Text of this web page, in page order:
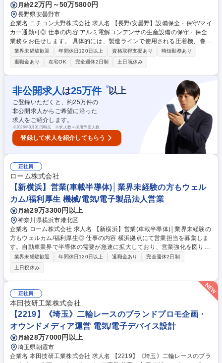
月給22万円～50万5800円
長野県安曇野市
企業名 ニチコン大野株式会社 求人名 【長野/安曇野】設備保全・保守/マイ
カー通勤可◎ 仕事の内容 アルミ電解コンデンサの生産設備の保守・保全
業務をお任せします。 具体的には、製造ラインで使用される圧着機、巻取
機、乾燥炉、検査装置など各種生産設備の定期点検・メンテナンスを担当
していただきます。設備トラブル発生時の原因分析や復旧対応、部品交
換・修理計画の立案、外部業者との調整、設備改善・自動化提案なども行
います。生産技術・品質管理・製造部門と連携しながら、生産効率と品質
の安定を両立させるための設備保全活動を進めていただきます。※建物の
改変は伴わない 募集職種 【長野/安曇野】設備保全・保守/マイカー通勤可
◎
業界未経験歓迎 年間休日120日以上 資格取得支援あり
時短勤務あり
退職金あり
在宅OK 完全週休2日制 土日祝休み
非公開求人 は25万件 ※以上
ご登録いただくと、約25万件の
非公開求人からご希望に沿った
求人をご紹介します。
※2026年3月31日時点 ※求人数＝採用予定人数
登録して求人を紹介してもらう
正社員
ローム株式会社
【新横浜】営業(車載半導体)│業界未経験の方もウェル
カム/福利厚生 機械/電気/電子製品法人営業
月給29万3300円以上
神奈川県横浜市港北区
企業名 ローム株式会社 求人名 【新横浜】営業(車載半導体)│業界未経験の
方もウェルカム/福利厚生◎ 仕事の内容 横浜拠点にて営業担当を募集しま
す。自動車業界で半導体の需要が急速に拡大しており、営業強化を図りま
す。営業はチームで受注を行うため手厚い育成体制があります。文系理
系･前職業界問わず活躍できる環境です。 ■大手自動車Tier1中心とした営
業活動の他、今後発生する変更廃番申請・価格折衝などを行う ・顧客需
要・ニーズの情報収集と共に、商品の提案 ・競合情報を収集した上での顧
客との価格折衝（RFI・RFQの対応） ・事業部サイドとの社内調整・交渉
（顧客提示価格・デリバリ調整など） 募集職種 【新横浜】営業(車載半導
体)│業界未経験の方もウェルカム/福利厚生◎
業界未経験歓迎 年間休日120日以上 退職金あり
完全週休2日制
土日祝休み
正社員
本田技研工業株式会社
【2219】《埼玉》二輪レースのブランドプロモ企画・
オウンドメディア運営 電気/電子デバイス設計
月給28万7000円以上
埼玉県朝霞市
企業名 本田技研工業株式会社 求人名 【2219】《埼玉》二輪レースのブラ